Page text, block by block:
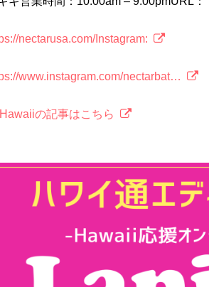
nectarusa.com/Instagram:
www.instagram.com/nectarbat…
の記事はこちら